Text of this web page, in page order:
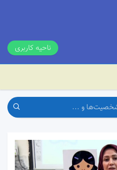
ناحیه کاربری